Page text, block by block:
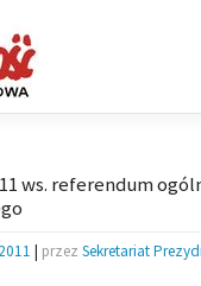
ws. referendum
| przez Sekretariat